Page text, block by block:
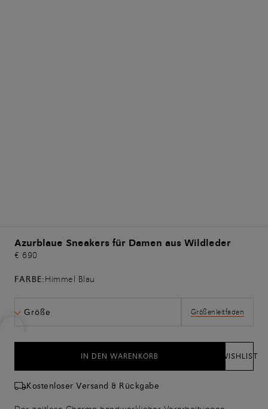
Azurblaue Sneakers für Damen aus Wildleder
€ 690
FARBE:Himmel Blau
Größe Größenleitfaden
IN DEN WARENKORB WISHLIST
Kostenloser Versand & Rückgabe